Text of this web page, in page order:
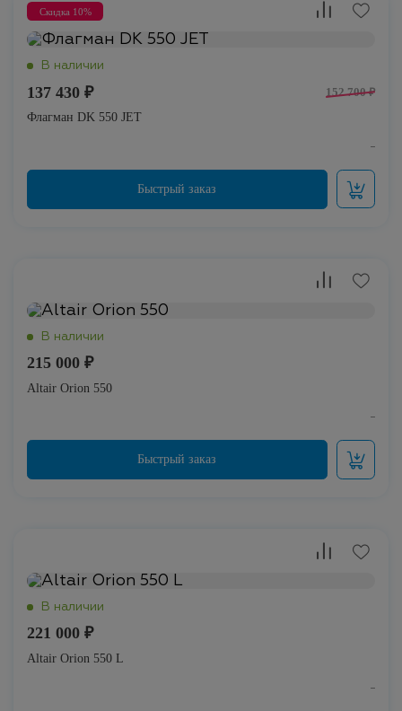
Скидка 10%
137 430 ₽ 152 700 ₽
Флагман DK 550 JET
215 000 ₽
Altair Orion 550
221 000 ₽
Altair Orion 550 L